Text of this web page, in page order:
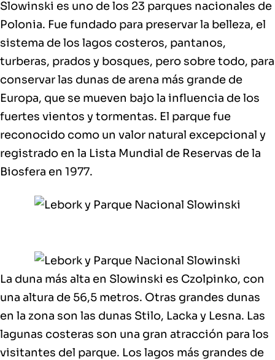
Slowinski es uno de los 23 parques nacionales de
Polonia. Fue fundado para preservar la belleza, el
sistema de los lagos costeros, pantanos,
turberas, prados y bosques, pero sobre todo, para
conservar las dunas de arena más grande de
Europa, que se mueven bajo la influencia de los
fuertes vientos y tormentas. El parque fue
reconocido como un valor natural excepcional y
registrado en la Lista Mundial de Reservas de la
Biosfera en 1977.
La duna más alta en Slowinski es Czolpinko, con
una altura de 56,5 metros. Otras grandes dunas
en la zona son las dunas Stilo, Lacka y Lesna. Las
lagunas costeras son una gran atracción para los
visitantes del parque. Los lagos más grandes de